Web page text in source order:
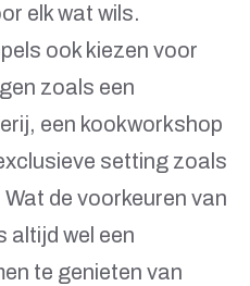
elk wat wils.
ook kiezen voor
zoals een
een kookworkshop
setting zoals
de voorkeuren van
altijd wel een
te genieten van